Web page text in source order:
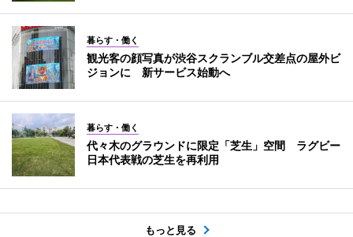
暮らす・働く
観光客の顔写真が渋谷スクランブル交差点の屋外ビ
ジョンに 新サービス始動へ
暮らす・働く
代々木のグラウンドに限定「芝生」空間 ラグビー
日本代表戦の芝生を再利用
もっと見る